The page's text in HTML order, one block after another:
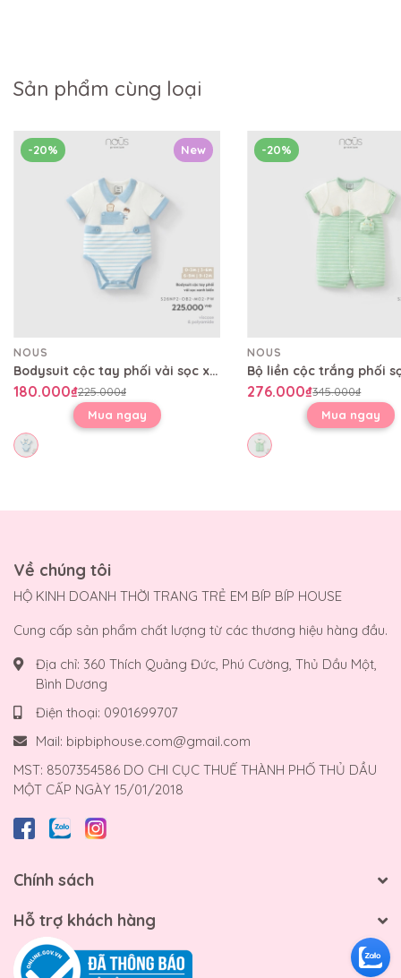
Sản phẩm cùng loại
New
-20%
NOUS
Bodysuit cộc tay phối vải sọc xanh biển
180.000₫225.000₫
Mua ngay
-20%
NOUS
276.000₫345.000₫
Mua ngay
Về chúng tôi
HỘ KINH DOANH THỜI TRANG TRẺ EM BÍP BÍP HOUSE
Cung cấp sản phẩm chất lượng từ các thương hiệu hàng đầu.
Địa chỉ: 360 Thích Quảng Đức, Phú Cường, Thủ Dầu Một,
Bình Dương
Điện thoại: 0901699707
Mail: bipbiphouse.com@gmail.com
MST: 8507354586 DO CHI CỤC THUẾ THÀNH PHỐ THỦ DẦU
MỘT CẤP NGÀY 15/01/2018
Chính sách
Hỗ trợ khách hàng